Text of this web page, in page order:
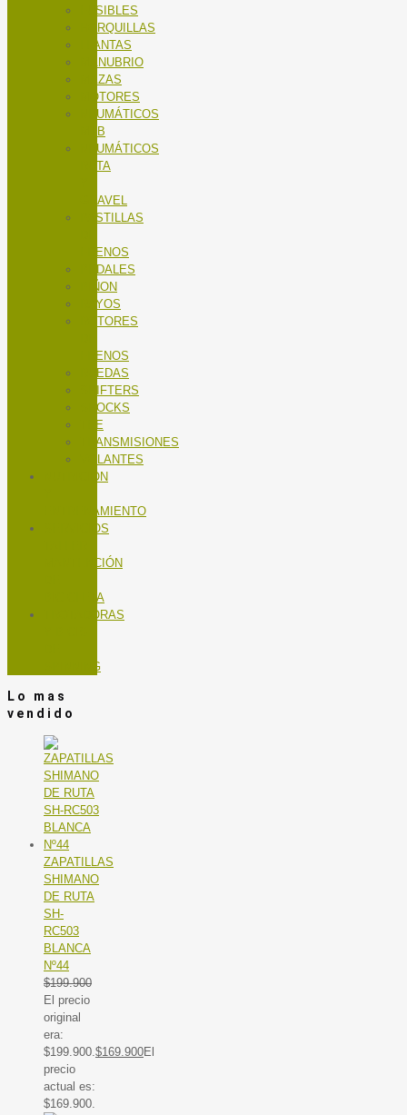
FUSIBLES
HORQUILLAS
LLANTAS
MANUBRIO
MAZAS
MOTORES
NEUMÁTICOS
MTB
NEUMÁTICOS
RUTA
GRAVEL
PASTILLAS
FRENOS
PEDALES
PIÑON
RAYOS
ROTORES
FRENOS
RUEDAS
SHIFTERS
SHOCKS
TEE
TRANSMISIONES
VOLANTES
NUTRICIÓN
ENTRENAMIENTO
SERVICIOS
MANTENCIÓN
BICICLETA
TROTADORAS
SPINNING
Lo mas
vendido
ZAPATILLAS
SHIMANO
DE RUTA
SH-
RC503
BLANCA
Nº44
$199.900
El precio
original
era:
$199.900. $169.900El
precio
actual es:
$169.900.